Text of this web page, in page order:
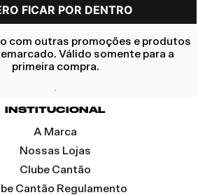
com outras promoções e produtos
Válido somente para a
primeira compra.
INSTITUCIONAL
A Marca
Nossas Lojas
Clube Cantão
Cantão Regulamento